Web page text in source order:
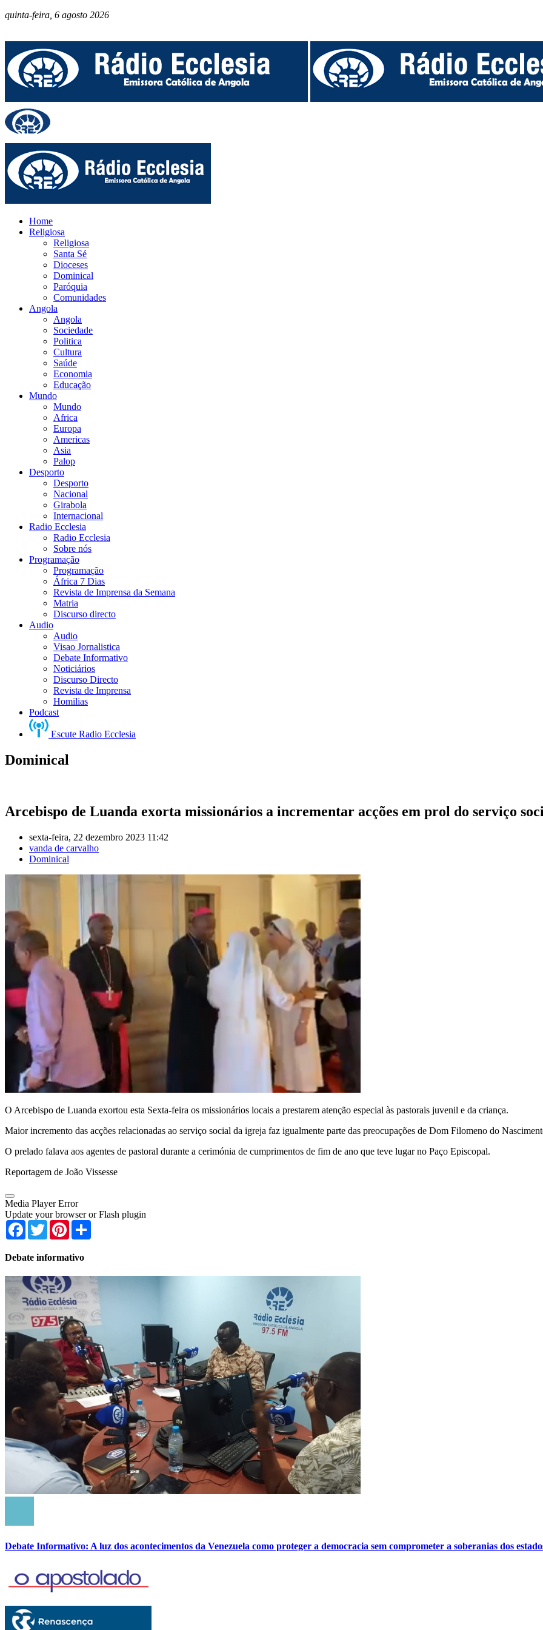
quinta-feira, 6 agosto 2026
Home
Religiosa
Religiosa
Santa Sé
Dioceses
Dominical
Paróquia
Comunidades
Angola
Angola
Sociedade
Politica
Cultura
Saúde
Economia
Educação
Mundo
Mundo
Africa
Europa
Americas
Asia
Palop
Desporto
Desporto
Nacional
Girabola
Internacional
Radio Ecclesia
Radio Ecclesia
Sobre nós
Programação
Programação
África 7 Dias
Revista de Imprensa da Semana
Matria
Discurso directo
Audio
Audio
Visao Jornalistica
Debate Informativo
Noticiários
Discurso Directo
Revista de Imprensa
Homilias
Podcast
Escute Radio Ecclesia
Dominical
Arcebispo de Luanda exorta missionários a incrementar acções em prol do serviço
sexta-feira, 22 dezembro 2023 11:42
vanda de carvalho
Dominical
O Arcebispo de Luanda exortou esta Sexta-feira os missionários locais a prestarem atenção especial às pastorais juvenil e da criança.
Maior incremento das acções relacionadas ao serviço social da igreja faz igualmente parte das preocupações de Dom Filomeno do
O prelado falava aos agentes de pastoral durante a cerimónia de cumprimentos de fim de ano que teve lugar no Paço Episcopal.
Reportagem de João Vissesse
Media Player Error
Update your browser or Flash plugin
Facebook
TwitterPinterest
Debate informativo
Debate Informativo: A luz dos acontecimentos da Venezuela como proteger a democracia sem comprometer a soberanias dos